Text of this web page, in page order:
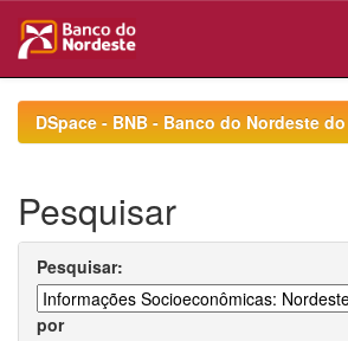
navigationDSpace - BNB - Banco do Nordeste
Pesquisar
Pesquisar:
por